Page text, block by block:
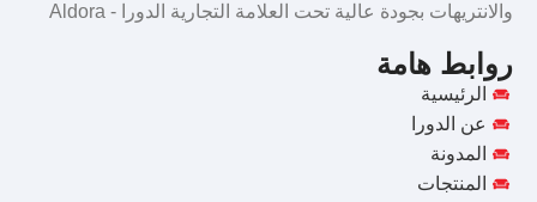
والانتريهات بجودة عالية تحت العلامة التجارية الدورا - Aldora
روابط هامة
الرئيسية
عن الدورا
المدونة
المنتجات